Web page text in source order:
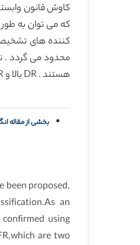
کاوش قانون
که می توان به
هستند . DR بالا و PFR منطقی حتی بدون دانش قبلی در تشخیص وضعیت نامطلوب در نتایج نشان داده می شوند که مزیت مهم روش پیشنهادی محسوب می گردد .
بخشی از مقاله
been proposed,
an
using
are two